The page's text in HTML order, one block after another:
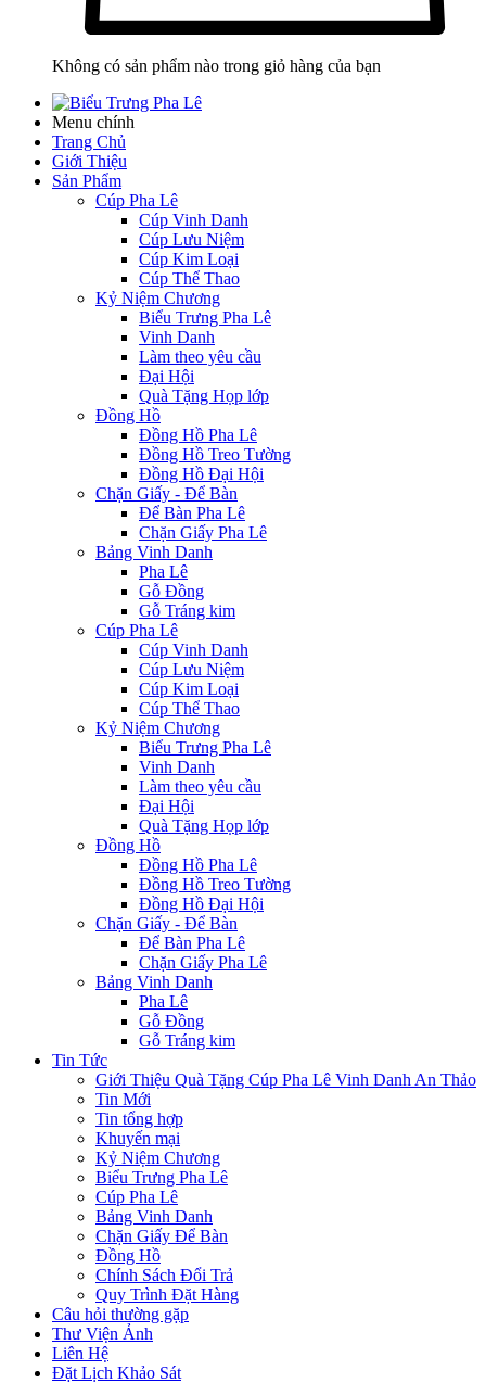
Không có sản phẩm nào trong giỏ hàng của bạn
Menu chính
Trang Chủ
Giới Thiệu
Sản Phẩm
Cúp Pha Lê
Cúp Vinh Danh
Cúp Lưu Niệm
Cúp Kim Loại
Cúp Thể Thao
Kỷ Niệm Chương
Biểu Trưng Pha Lê
Vinh Danh
Làm theo yêu cầu
Đại Hội
Quà Tặng Họp lớp
Đồng Hồ
Đồng Hồ Pha Lê
Đồng Hồ Treo Tường
Đồng Hồ Đại Hội
Chặn Giấy - Để Bàn
Để Bàn Pha Lê
Chặn Giấy Pha Lê
Bảng Vinh Danh
Pha Lê
Gỗ Đồng
Gỗ Tráng kim
Cúp Pha Lê
Cúp Vinh Danh
Cúp Lưu Niệm
Cúp Kim Loại
Cúp Thể Thao
Kỷ Niệm Chương
Biểu Trưng Pha Lê
Vinh Danh
Làm theo yêu cầu
Đại Hội
Quà Tặng Họp lớp
Đồng Hồ
Đồng Hồ Pha Lê
Đồng Hồ Treo Tường
Đồng Hồ Đại Hội
Chặn Giấy - Để Bàn
Để Bàn Pha Lê
Chặn Giấy Pha Lê
Bảng Vinh Danh
Pha Lê
Gỗ Đồng
Gỗ Tráng kim
Tin Tức
Giới Thiệu Quà Tặng Cúp Pha Lê Vinh Danh An Thảo
Tin Mới
Tin tổng hợp
Khuyến mại
Kỷ Niệm Chương
Biểu Trưng Pha Lê
Cúp Pha Lê
Bảng Vinh Danh
Chặn Giấy Để Bàn
Đồng Hồ
Chính Sách Đổi Trả
Quy Trình Đặt Hàng
Câu hỏi thường gặp
Thư Viện Ảnh
Liên Hệ
Đặt Lịch Khảo Sát